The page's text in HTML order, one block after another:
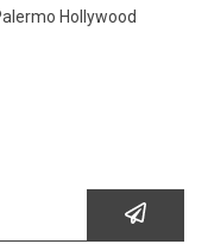
Hollywood